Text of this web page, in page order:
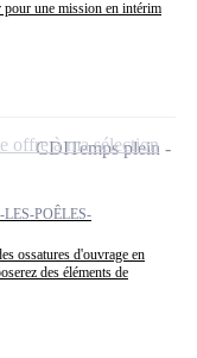
pour une mission en intérim
POÊLES-
ossatures d'ouvrage en
des éléments de
CDITemps plein
offre à ma sélection